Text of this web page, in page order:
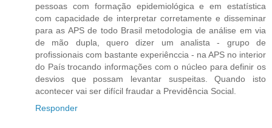
pessoas com formação epidemiológica e em estatística
com capacidade de interpretar corretamente e disseminar
para as APS de todo Brasil metodologia de análise em via
de mão dupla, quero dizer um analista - grupo de
profissionais com bastante experiênccia - na APS no interior
do País trocando informações com o núcleo para definir os
desvios que possam levantar suspeitas. Quando isto
acontecer vai ser difícil fraudar a Previdência Social.
Responder